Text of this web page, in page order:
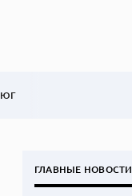
ЮГ
ГЛАВНЫЕ НОВОСТИ